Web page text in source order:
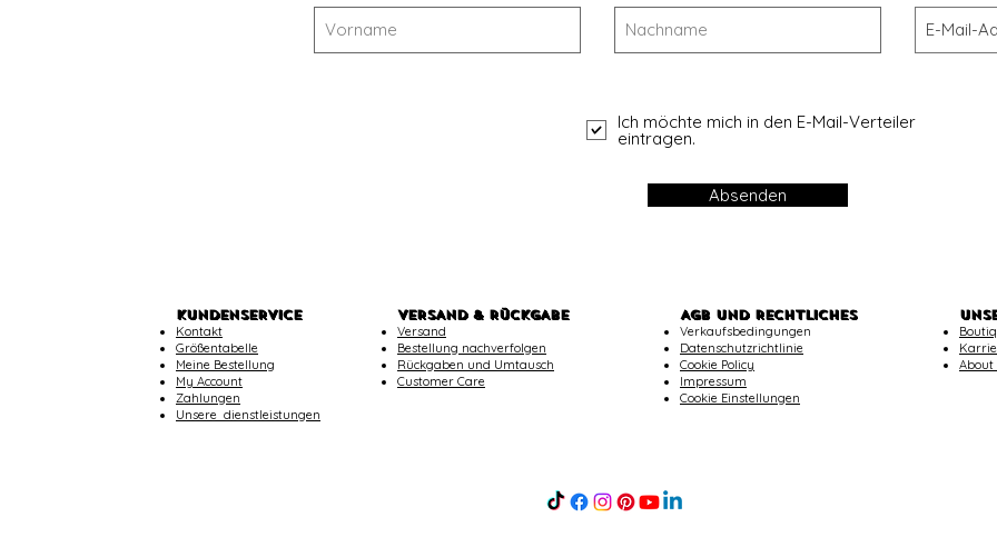
Ich möchte mich in den E-Mail-Verteiler
eintragen.
Absenden
KUNDENSERVICE
Kontakt
Größentabelle
Meine Bestellung
My Account
Zahlungen
​Unsere dienstleistungen
VERSAND & RÜCKGABE
Versand
Bestellung nachverfolgen
Rückgaben und Umtausch
Customer Care
AGB UND RECHTLICHES
Verkaufsbedingungen
Datenschutzrichtlinie
Cookie Policy
Impressum
Cookie Einstellungen
About